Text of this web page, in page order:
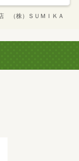
（株）ＳＵＭＩＫＡ